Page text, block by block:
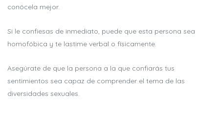
conócela mejor.
Si le confiesas de inmediato, puede que esta persona sea
homofóbica y te lastime verbal o físicamente.
Asegúrate de que la persona a la que confiarás tus
sentimientos sea capaz de comprender el tema de las
diversidades sexuales.